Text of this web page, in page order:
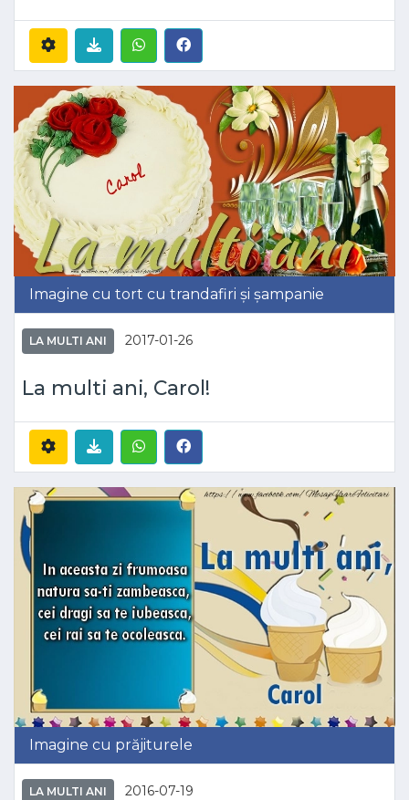
Imagine cu tort cu trandafiri și șampanie
LA MULTI ANI 2017-01-26
La multi ani, Carol!
Imagine cu prăjiturele
LA MULTI ANI 2016-07-19